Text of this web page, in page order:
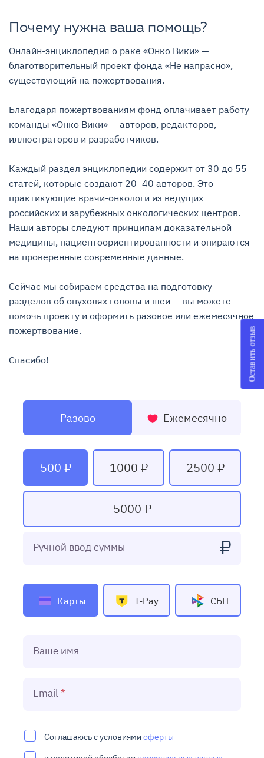
Почему нужна ваша помощь?
Онлайн-энциклопедия о раке «Онко Вики» —
благотворительный проект фонда «Не напрасно»,
существующий на пожертвования.
Благодаря пожертвованиям фонд оплачивает работу
команды «Онко Вики» — авторов, редакторов,
иллюстраторов и разработчиков.
Каждый раздел энциклопедии содержит от 30 до 55
статей, которые создают 20–40 авторов. Это
практикующие врачи-онкологи из ведущих
российских и зарубежных онкологических центров.
Наши авторы следуют принципам доказательной
медицины, пациентоориентированности и опираются
на проверенные современные данные.
Сейчас мы собираем средства на подготовку
разделов об опухолях головы и шеи — вы можете
помочь проекту и оформить разовое или ежемесячное
пожертвование.
Спасибо!
Разово Ежемесячно
500 ₽ 1000 ₽ 2500 ₽
5000 ₽
Ручной ввод суммы ₽
Карты T-Pay СБП
Ваше имя
Email
Соглашаюсь с условиями оферты
Оставить отзыв